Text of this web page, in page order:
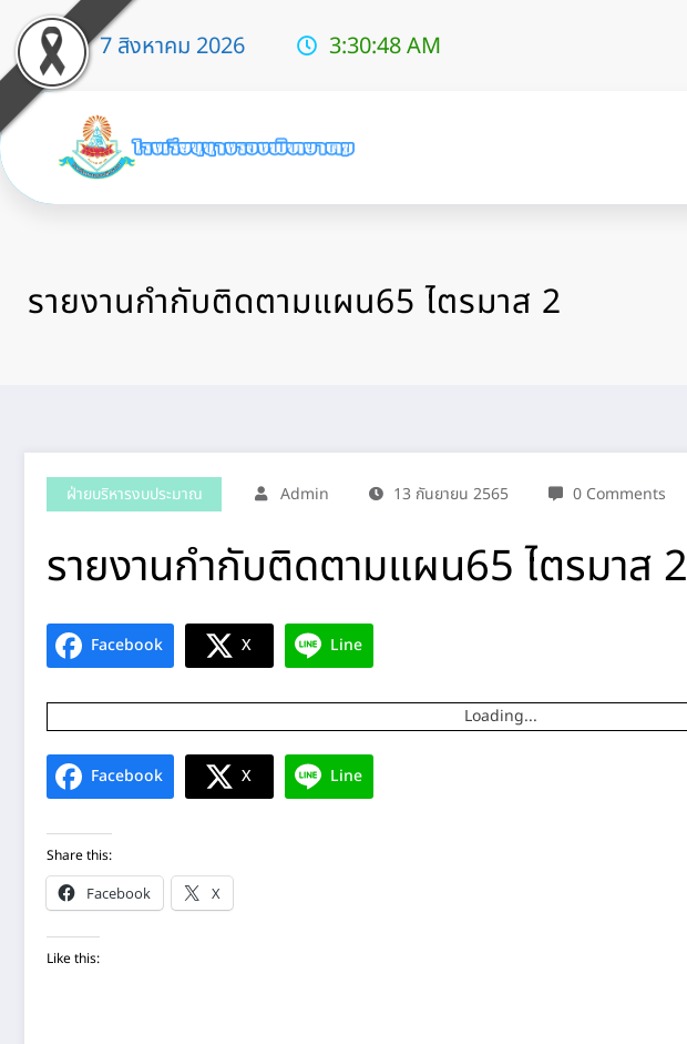
7 สิงหาคม 2026 3:30:50 AM
รายงานกำกับติดตามแผน65 ไตรมาส 2
ฝ่ายบริหารงบประมาณ Admin 13 กันยายน 2565 0 Comments
รายงานกำกับติดตามแผน65 ไตรมาส 2
Facebook X Line
Loading...
Facebook X Line
Share this:
Facebook
X
Like this: